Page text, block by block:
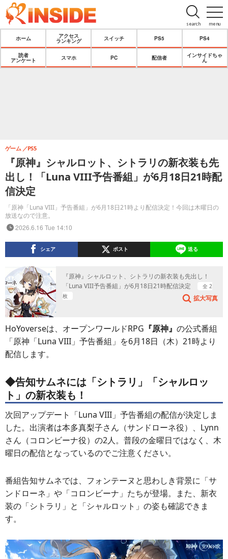
menu
search
ホーム
アクセス
ランキング
スイッチ PS5 PS4
読者
アンケート
スマホ PC 配信者
インサイドちゃ
ん
『原神』シャルロット、シトラリの新衣装も先
出し！「Luna VIII予告番組」が6月18日21時配
信決定
「原神「Luna VIII」予告番組」が6月18日21時より配信決定！今回は木曜日の
放送なので注意。
ゲーム PS5
2026.6.16 Tue 14:10
シェア ポスト 送る
『原神』シャルロット、シトラリの新衣装も先出し！
「Luna VIII予告番組」が6月18日21時配信決定
全 2
枚
拡大写真
HoYoverseは、オープンワールドRPG 『原神』 の公式番組
「原神「Luna VIII」予告番組」を6月18日（木）21時より
配信します。
◆告知サムネには「シトラリ」「シャルロッ
ト」の新衣装も！
次回アップデート「Luna VIII」予告番組の配信が決定しま
した。出演者は本多真梨子さん（サンドローネ役）、Lynn
さん（コロンビーナ役）の2人。普段の金曜日ではなく、木
曜日の配信となっているのでご注意ください。
番組告知サムネでは、フォンテーヌと思わしき背景に「サ
ンドローネ」や「コロンビーナ」たちが登場。また、新衣
装の「シトラリ」と「シャルロット」の姿も確認できま
す。